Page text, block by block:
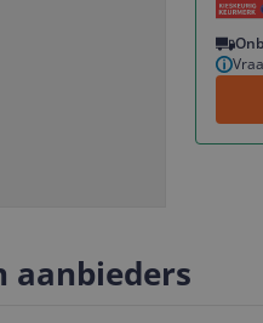
aanbieders